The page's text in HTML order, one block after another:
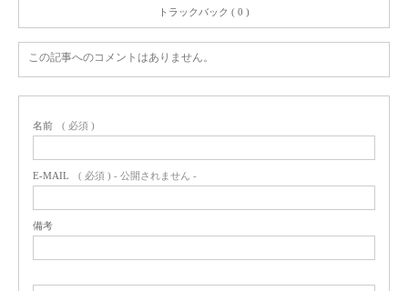
トラックバック ( 0 )
この記事へのコメントはありません。
名前 ( 必須 )
E-MAIL ( 必須 ) - 公開されません -
備考